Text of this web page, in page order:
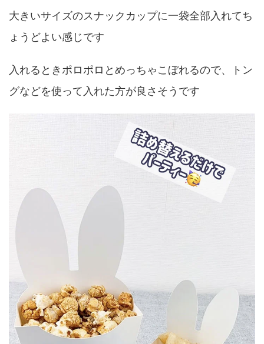
大きいサイズのスナックカップに一袋全部入れてち
ょうどよい感じです
入れるときポロポロとめっちゃこぼれるので、トン
グなどを使って入れた方が良さそうです